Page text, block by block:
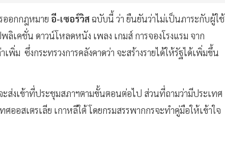
ออกกฎหมาย อี-เซอร์วิสฉบับนี้ ว่า ยืนยันว่าไม่เป็นภาระกับผู้ใช้
เคชั่น ดาวน์โหลดหนัง เพลง เกมส์ การจองโรงแรม จาก
พิ่ม ซึ่งกระทรวงการคลังคาดว่า จะสร้างรายได้ให้รัฐได้เพิ่มขึ้น
ส่งเข้าที่ประชุมสภาฯตามขั้นตอนต่อไป ส่วนที่ถามว่ามีประเทศ
อสเตรเลีย เกาหลีใต้ โดยกรมสรรพากกรจะทำคู่มือให้เข้าใจ